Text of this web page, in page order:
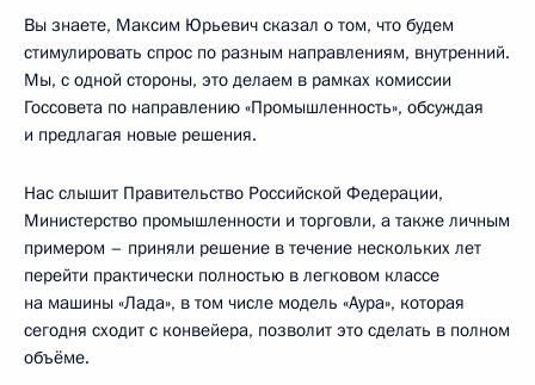
Вы знаете, Максим Юрьевич сказал о том, что будем
стимулировать спрос по разным направлениям, внутренний.
Мы, с одной стороны, это делаем в рамках комиссии
Госсовета по направлению «Промышленность», обсуждая
и предлагая новые решения.
Нас слышит Правительство Российской Федерации,
Министерство промышленности и торговли, а также личным
примером – приняли решение в течение нескольких лет
перейти практически полностью в легковом классе
на машины «Лада», в том числе модель «Аура», которая
сегодня сходит с конвейера, позволит это сделать в полном
объёме.